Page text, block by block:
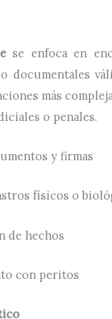
se enfoca en
documentales
más
o penales.
y firmas
físicos o
de hechos
con peritos